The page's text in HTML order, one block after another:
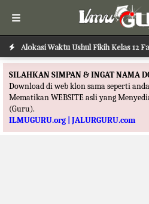
Alokasi Waktu Ushul Fikih Kelas 12
Alokasi Waktu Ilmu Tafsir Kelas
SILAHKAN SIMPAN & INGAT NAMA
Download di web klon sama seperti
Mematikan WEBSITE asli yang
(Guru).
ILMUGURU.org | JALURGURU.com